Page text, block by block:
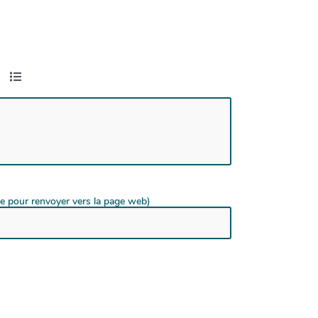
pour renvoyer vers la page web)